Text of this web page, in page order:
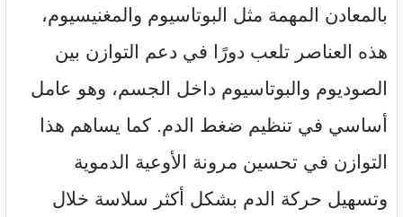
بالمعادن المهمة مثل البوتاسيوم والمغنيسيوم،
هذه العناصر تلعب دورًا في دعم التوازن بين
الصوديوم والبوتاسيوم داخل الجسم، وهو عامل
أساسي في تنظيم ضغط الدم. كما يساهم هذا
التوازن في تحسين مرونة الأوعية الدموية
وتسهيل حركة الدم بشكل أكثر سلاسة خلال